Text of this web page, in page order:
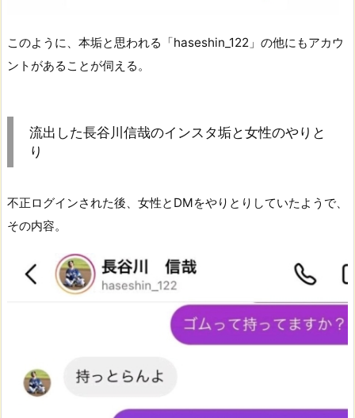
このように、本垢と思われる「haseshin_122」の他にもアカウ
ントがあることが伺える。
流出した長谷川信哉のインスタ垢と女性のやりと
り
不正ログインされた後、女性とDMをやりとりしていたようで、
その内容。